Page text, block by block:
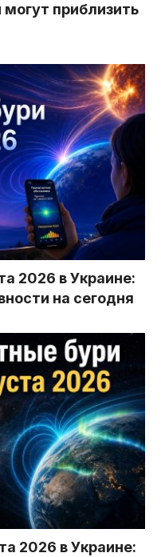
приблизить
2026 в Украине:
на сегодня
2026 в Украине: